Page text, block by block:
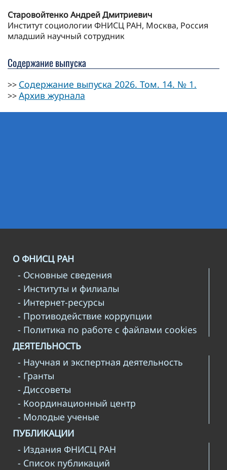
Старовойтенко Андрей Дмитриевич
Институт социологии ФНИСЦ РАН, Москва, Россия
младший научный сотрудник
Содержание выпуска
>> Содержание выпуска 2026. Том. 14. № 1.
>>Архив журнала
О ФНИСЦ РАН
- Основные сведения
- Институты и филиалы
- Интернет-ресурсы
- Противодействие коррупции
- Политика по работе с файлами cookies
ДЕЯТЕЛЬНОСТЬ
- Научная и экспертная деятельность
- Гранты
- Диссоветы
- Координационный центр
- Молодые ученые
ПУБЛИКАЦИИ
- Издания ФНИСЦ РАН
- Список публикаций